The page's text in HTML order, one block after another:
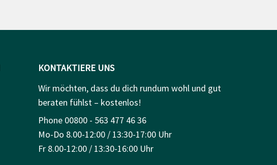
KONTAKTIERE UNS
Wir möchten, dass du dich rundum wohl und gut
beraten fühlst – kostenlos!
Phone 00800 - 563 477 46 36
Mo-Do 8.00-12:00 / 13:30-17:00 Uhr
Fr 8.00-12:00 / 13:30-16:00 Uhr